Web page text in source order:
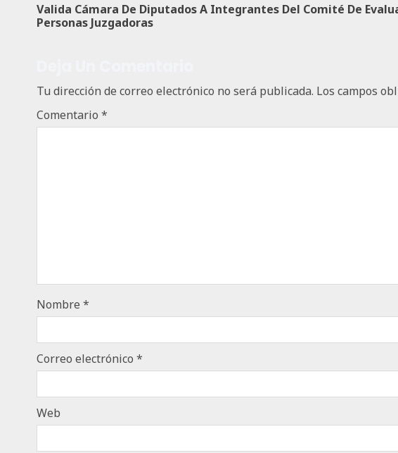
Valida Cámara De Diputados A Integrantes Del Comité De
Personas Juzgadoras
Tu dirección de correo electrónico no será publicada. Los campos
Comentario *
Nombre *
Correo electrónico *
Web